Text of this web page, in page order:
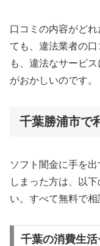
口コミの内容がど
ても、違法業者の
も、違法なサービ
がおかしいのです。
千葉勝浦市で
ソフト闇金に手を
しまった方は、以
い。すべて無料で相
千葉の消費生